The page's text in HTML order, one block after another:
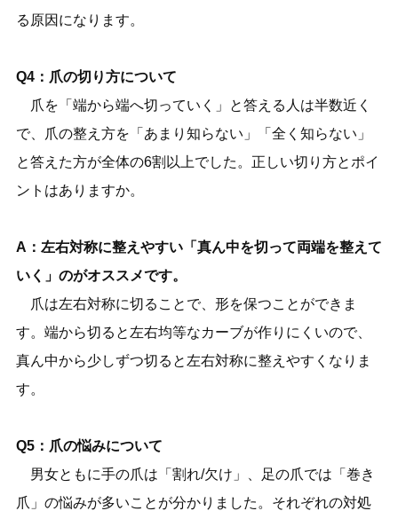
る原因になります。
Q4：爪の切り方について
爪を「端から端へ切っていく」と答える人は半数近く
で、爪の整え方を「あまり知らない」「全く知らない」
と答えた方が全体の6割以上でした。正しい切り方とポイ
ントはありますか。
A：左右対称に整えやすい「真ん中を切って両端を整えて
いく」のがオススメです。
爪は左右対称に切ることで、形を保つことができま
す。端から切ると左右均等なカーブが作りにくいので、
真ん中から少しずつ切ると左右対称に整えやすくなりま
す。
Q5：爪の悩みについて
男女ともに手の爪は「割れ/欠け」、足の爪では「巻き
爪」の悩みが多いことが分かりました。それぞれの対処